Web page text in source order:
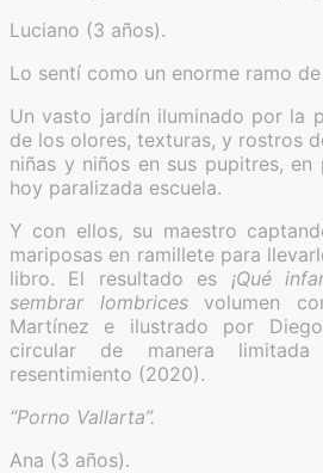
Luciano (3 años).
Lo sentí como un enorme ramo
Un vasto jardín iluminado por la
de los olores, texturas, y rostros
niñas y niños en sus pupitres,
hoy paralizada escuela.
Y con ellos, su maestro
mariposas en ramillete para
libro. El resultado es ¡Qué
sembrar lombricesvolumen
Martínez e ilustrado por
circular de manera
resentimiento (2020).
“Porno Vallarta”.
Ana (3 años).